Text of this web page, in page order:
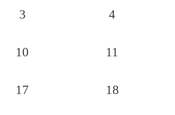
3 4
10 11
17 18